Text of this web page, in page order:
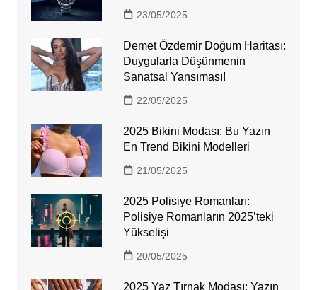
23/05/2025
Demet Özdemir Doğum Haritası:
Duygularla Düşünmenin
Sanatsal Yansıması!
22/05/2025
2025 Bikini Modası: Bu Yazın
En Trend Bikini Modelleri
21/05/2025
2025 Polisiye Romanları:
Polisiye Romanların 2025’teki
Yükselişi
20/05/2025
2025 Yaz Tırnak Modası: Yazın